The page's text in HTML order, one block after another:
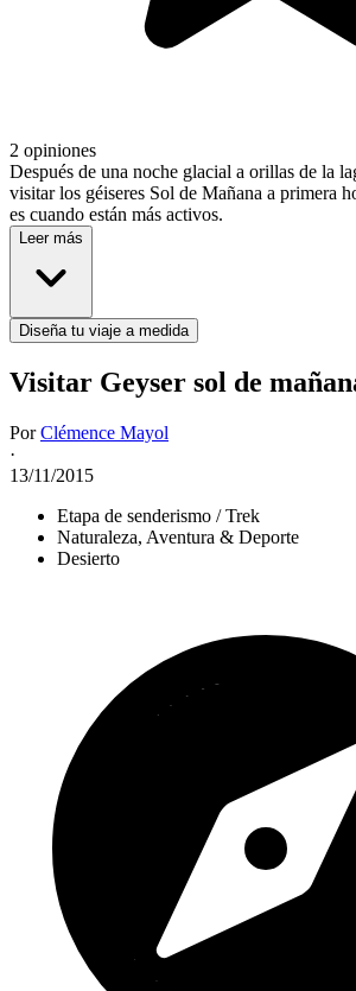
2 opiniones
Después de una noche glacial a orillas de la
visitar los géiseres Sol de Mañana a primera
es cuando están más activos.
Leer más
Diseña tu viaje a medida
Visitar Geyser sol de
PorClémence Mayol
·
13/11/2015
Etapa de senderismo / Trek
Naturaleza, Aventura & Deporte
Desierto